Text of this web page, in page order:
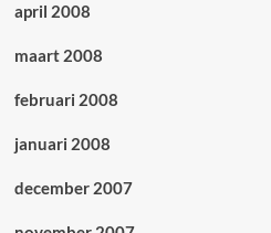
april 2008
maart 2008
februari 2008
januari 2008
december 2007